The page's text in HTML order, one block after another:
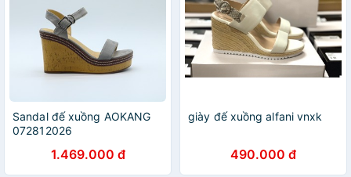
Sandal đế xuồng AOKANG
072812026
1.469.000 đ
giày đế xuồng alfani vnxk
490.000 đ